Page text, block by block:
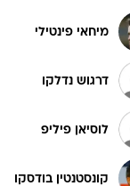
מיחאי פינטילי
דרגוש נדלקו
לוסיאן פיליפ
קונסטנטין בודסקו